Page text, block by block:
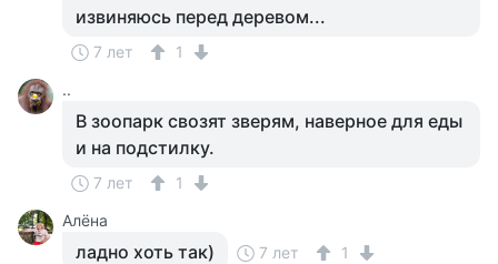
извиняюсь перед деревом...
7 лет
1
..
В зоопарк свозят зверям, наверное для еды
и на подстилку.
7 лет
1
Алёна
ладно хоть так) 7 лет 1